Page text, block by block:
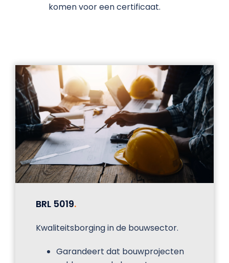
komen voor een certificaat.
BRL 5019.
Kwaliteitsborging in de bouwsector.
Garandeert dat bouwprojecten